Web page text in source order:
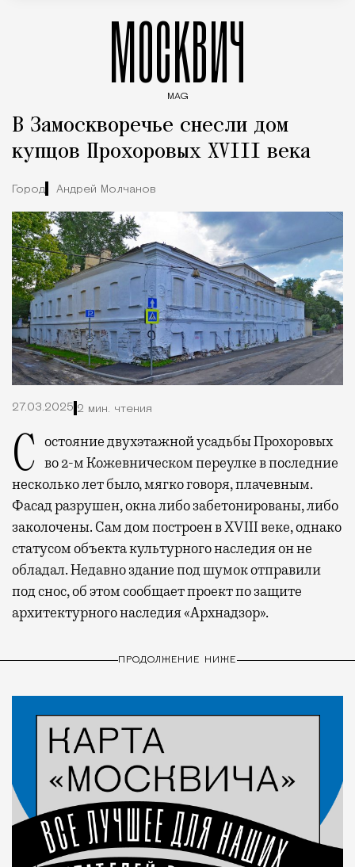
МОСКВИЧ
MAG
В Замоскворечье снесли дом
купцов Прохоровых XVIII века
Город Андрей Молчанов
27.03.2025 2 мин. чтения
Состояние двухэтажной усадьбы Прохоровых во 2-м Кожевническом переулке в последние
несколько лет было, мягко говоря, плачевным.
Фасад разрушен, окна либо забетонированы, либо
заколочены. Сам дом построен в XVIII веке, однако
статусом объекта культурного наследия он не
обладал. Недавно здание под шумок отправили
под снос, об этом сообщает проект по защите
архитектурного наследия «Архнадзор».
ПРОДОЛЖЕНИЕ НИЖЕ